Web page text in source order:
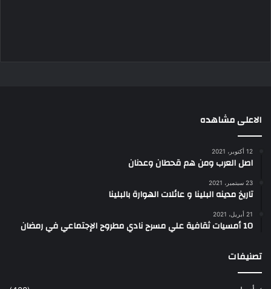
الاعلى مشاهده
12 أكتوبر، 2021
اصل العرب ومن هم قحطان وعدنان
23 سبتمبر، 2021
تاريخ مدينه البلينا و عائلات الهوارة بالبلينا
21 أبريل، 2021
10 أمسيات ثقافية علي مسرح نادي مطروح الإجتماعي في رمضان
تصنيفات